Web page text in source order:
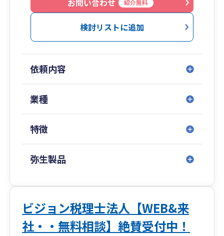
2.お客様の商売繁盛を支援しています
節税は当然として、お客様同士のビジネスマッ
3.定着率の高いスタッフが安定した業務に従事し
ています
計業界においてありがちな、お客様の重要情報を
知る担当者がどんどん辞めていく、ということが
ありません。
お客様の経営に役立つ情報等を積極的に提供・
紹介しています。外部の専門家、金融機関、投資
情報、Ｍ＆Ａ情報等々
お問い合わせ 紹介無料
検討リストに追加
依頼内容
業種
特徴
弥生製品
ビジョン税理士法人【WEB&来
社・・無料相談】絶賛受付中！